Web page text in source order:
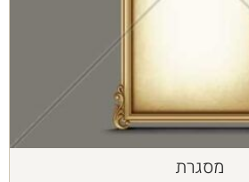
מסגרת